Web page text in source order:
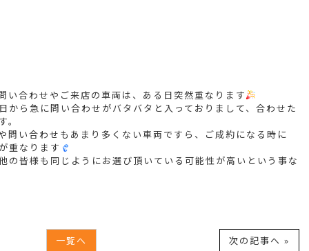
い合わせやご来店の車両は、ある日突然重なります
から急に問い合わせがバタバタと入っておりまして、合わせた
問い合わせもあまり多くない車両ですら、ご成約になる時に
重なります
の皆様も同じようにお選び頂いている可能性が高いという事な
一覧へ 次の記事へ »